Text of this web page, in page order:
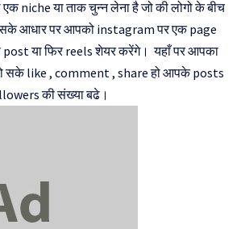
niche या ताक चुन्न लेना है जो की लोगो के बीच
आधार पर आपको instagram पर एक page
post या फिर reels शेयर करेंगे। यहाँ पर आपका
हो सके like , comment , share हो आपके posts
की संख्या बढे।